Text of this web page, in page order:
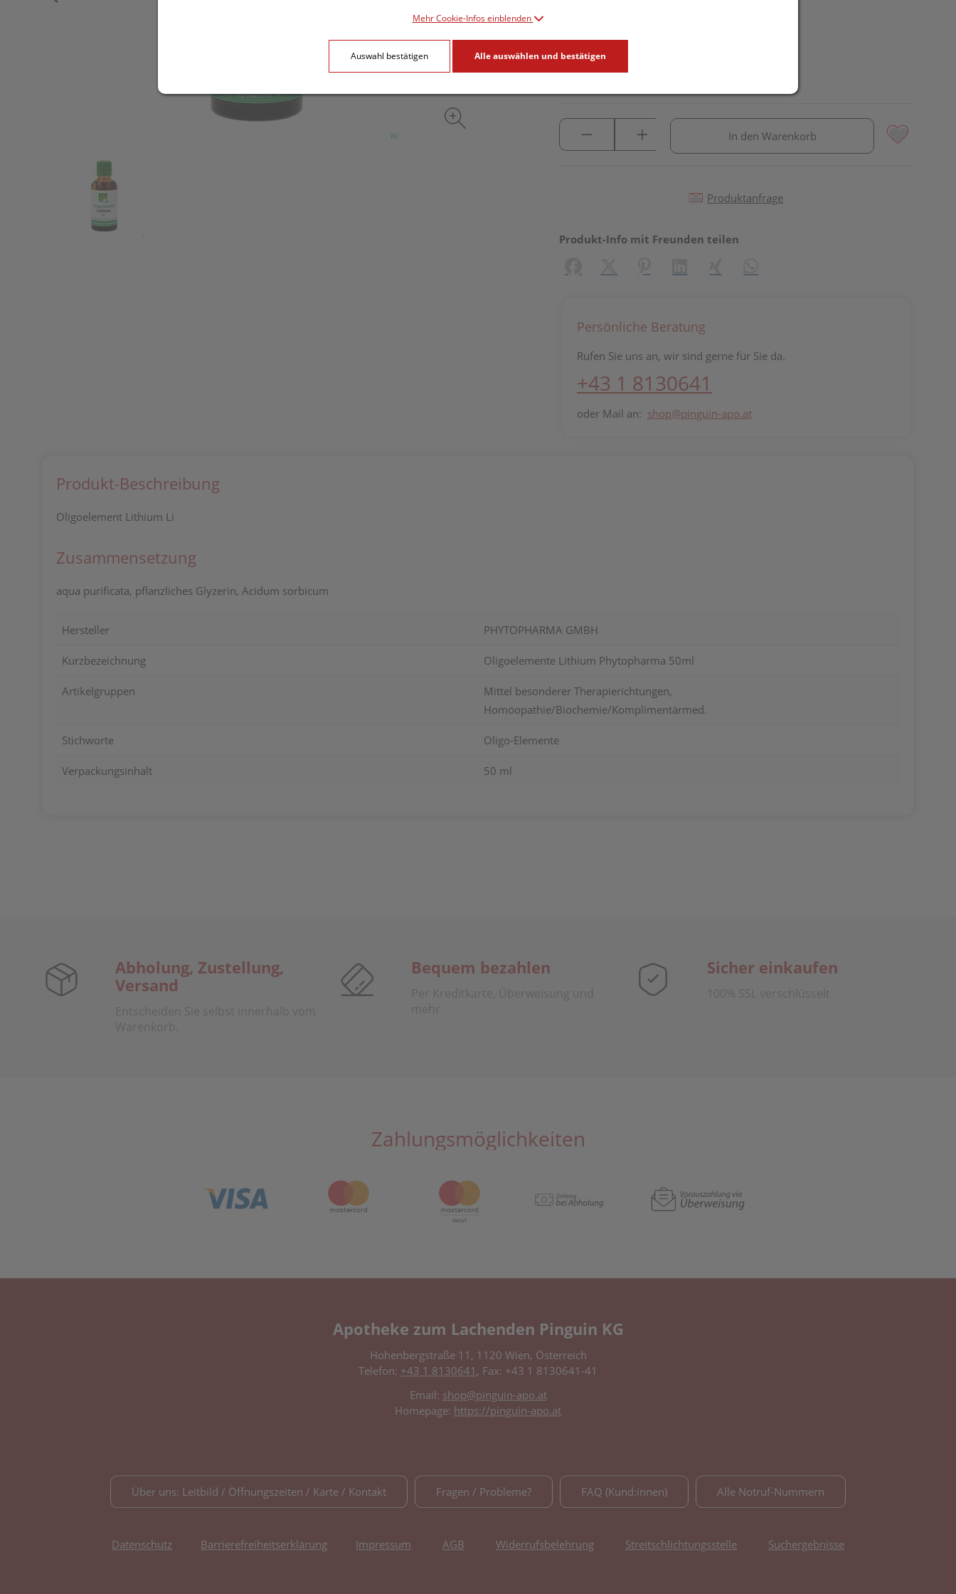
lieferbar
In den Warenkorb
Produktanfrage
Produkt-Info mit Freunden teilen
Persönliche Beratung
Rufen Sie uns an, wir sind gerne für Sie da.
+43 1 8130641
oder Mail an: shop@pinguin-apo.at
Produkt-Beschreibung
Oligoelement Lithium Li
Zusammensetzung
aqua purificata, pflanzliches Glyzerin, Acidum sorbicum
Hersteller PHYTOPHARMA GMBH
Kurzbezeichnung Oligoelemente Lithium Phytopharma 50ml
Artikelgruppen
Mittel besonderer Therapierichtungen,
Homöopathie/Biochemie/Komplimentärmed.
Stichworte Oligo-Elemente
Verpackungsinhalt 50 ml
Abholung, Zustellung,
Versand
Entscheiden Sie selbst innerhalb vom
Warenkorb.
Bequem bezahlen
Per Kreditkarte, Überweisung und
mehr
Sicher einkaufen
100% SSL verschlüsselt
Zahlungsmöglichkeiten
Apotheke zum Lachenden Pinguin KG
Hohenbergstraße 11, 1120 Wien, Österreich
Telefon: +43 1 8130641 , Fax: +43 1 8130641-41
Email: shop@pinguin-apo.at
Homepage: https://pinguin-apo.at
Über uns: Leitbild / Öffnungszeiten / Karte / Kontakt Fragen / Probleme? FAQ (Kund:innen) Alle Notruf-Nummern
Datenschutz Barrierefreiheitserklärung Impressum AGB Widerrufsbelehrung Streitschlichtungsstelle Suchergebnisse
Mehr Cookie-Infos einblenden
Auswahl bestätigen Alle auswählen und bestätigen